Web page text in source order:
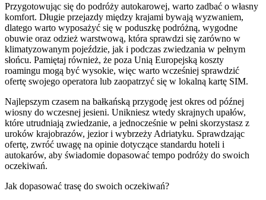
Przygotowując się do podróży autokarowej, warto zadbać o własny
komfort. Długie przejazdy między krajami bywają wyzwaniem,
dlatego warto wyposażyć się w poduszkę podróżną, wygodne
obuwie oraz odzież warstwową, która sprawdzi się zarówno w
klimatyzowanym pojeździe, jak i podczas zwiedzania w pełnym
słońcu. Pamiętaj również, że poza Unią Europejską koszty
roamingu mogą być wysokie, więc warto wcześniej sprawdzić
ofertę swojego operatora lub zaopatrzyć się w lokalną kartę SIM.
Najlepszym czasem na bałkańską przygodę jest okres od późnej
wiosny do wczesnej jesieni. Unikniesz wtedy skrajnych upałów,
które utrudniają zwiedzanie, a jednocześnie w pełni skorzystasz z
uroków krajobrazów, jezior i wybrzeży Adriatyku. Sprawdzając
ofertę, zwróć uwagę na opinie dotyczące standardu hoteli i
autokarów, aby świadomie dopasować tempo podróży do swoich
oczekiwań.
Jak dopasować trasę do swoich oczekiwań?